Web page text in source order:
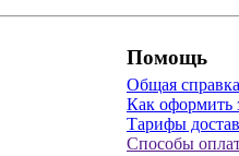
Помощь
Общая справка
Как оформить
Тарифы
Способы